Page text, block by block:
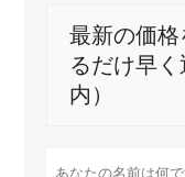
最新の価格
るだけ早
内）